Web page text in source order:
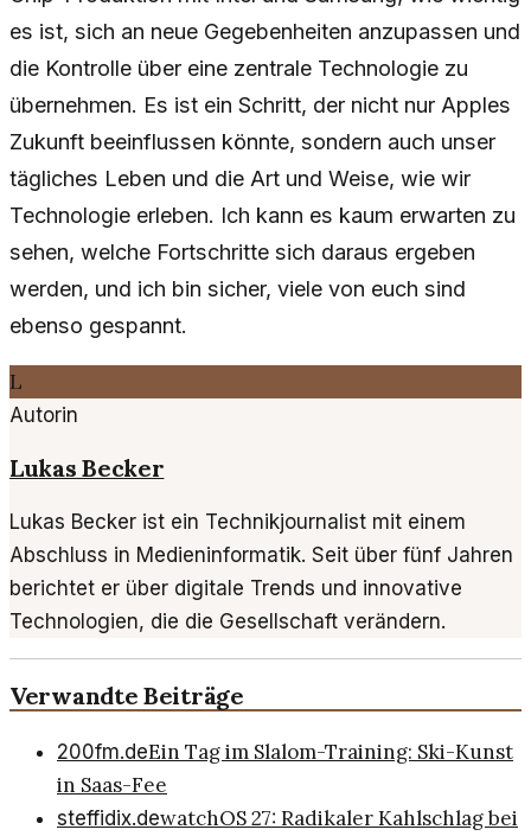
es ist, sich an neue Gegebenheiten anzupassen und
die Kontrolle über eine zentrale Technologie zu
übernehmen. Es ist ein Schritt, der nicht nur Apples
Zukunft beeinflussen könnte, sondern auch unser
tägliches Leben und die Art und Weise, wie wir
Technologie erleben. Ich kann es kaum erwarten zu
sehen, welche Fortschritte sich daraus ergeben
werden, und ich bin sicher, viele von euch sind
ebenso gespannt.
L
Autorin
Lukas Becker
Lukas Becker ist ein Technikjournalist mit einem
Abschluss in Medieninformatik. Seit über fünf Jahren
berichtet er über digitale Trends und innovative
Technologien, die die Gesellschaft verändern.
Verwandte Beiträge
200fm.deEin Tag im Slalom-Training: Ski-Kunst
in Saas-Fee
steffidix.dewatchOS 27: Radikaler Kahlschlag bei